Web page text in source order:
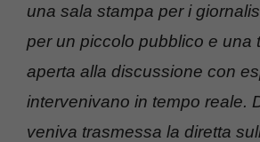
una sala stampa per i
per un piccolo pubblico e una
aperta alla discussione con
intervenivano in tempo reale.
veniva trasmessa la diretta